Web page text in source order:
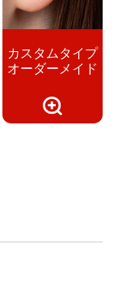
カスタムタイプ
オーダーメイド